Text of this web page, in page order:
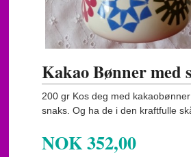
Kakao Bønner med
200 gr Kos deg med
snaks. Og ha de i den kraftfulle
NOK352,00